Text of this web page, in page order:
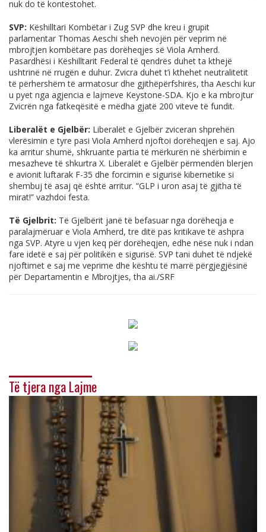
nuk do të kontestohet.
SVP: Këshilltari Kombëtar i Zug SVP dhe kreu i grupit
parlamentar Thomas Aeschi sheh nevojën për veprim në
mbrojtjen kombëtare pas dorëheqjes së Viola Amherd.
Pasardhësi i Këshilltarit Federal të qendrës duhet ta kthejë
ushtrinë në rrugën e duhur. Zvicra duhet t’i kthehet neutralitetit
të përhershëm të armatosur dhe gjithëpërfshirës, ​​tha Aeschi kur
u pyet nga agjencia e lajmeve Keystone-SDA. Kjo e ka mbrojtur
Zvicrën nga fatkeqësitë e mëdha gjatë 200 viteve të fundit.
Liberalët e Gjelbër: Liberalët e Gjelbër zviceran shprehën
vlerësimin e tyre pasi Viola Amherd njoftoi dorëheqjen e saj. Ajo
ka arritur shumë, shkruante partia të mërkurën në shërbimin e
mesazheve të shkurtra X. Liberalët e Gjelbër përmendën blerjen
e avionit luftarak F-35 dhe forcimin e sigurisë kibernetike si
shembuj të asaj që është arritur. “GLP i uron asaj të gjitha të
mirat!” vazhdoi festa.
Të Gjelbrit: Të Gjelbërit janë të befasuar nga dorëheqja e
paralajmëruar e Viola Amherd, tre ditë pas kritikave të ashpra
nga SVP. Atyre u vjen keq për dorëheqjen, edhe nëse nuk i ndan
fare idetë e saj për politikën e sigurisë. SVP tani duhet të ndjekë
njoftimet e saj me veprime dhe kështu të marrë përgjegjësinë
për Departamentin e Mbrojtjes, tha ai./SRF
Të tjera nga Lajme